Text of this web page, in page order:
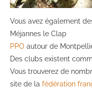
Vous avez également
Méjannes le Clap
PPO autour de
Des clubs existent
Vous trouverez de
site de la fédération